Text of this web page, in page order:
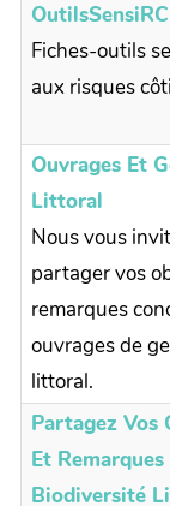
OutilsSensiRC
Fiches-outils
aux risques
Ouvrages Et
Littoral
Nous vous
partager vos
remarques
ouvrages de
littoral.
Partagez Vos
Et
Biodiversité